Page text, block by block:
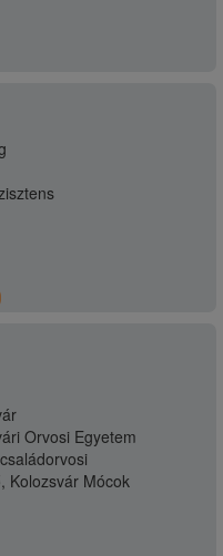
Orvosi Egyetem
Kolozsvár Mócok